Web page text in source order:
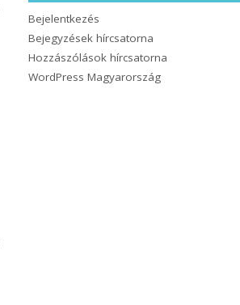
Bejelentkezés
Bejegyzések hírcsatorna
Hozzászólások hírcsatorna
WordPress Magyarország